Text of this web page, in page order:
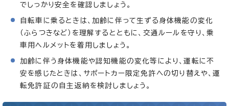
でしっかり安全を確認しましょう。
自転車に乗るときは、加齢に伴って生ずる身体機能の変化
（ふらつきなど）を理解するとともに、交通ルールを守り、乗
車用ヘルメットを着用しましょう。
加齢に伴う身体機能や認知機能の変化等により、運転に不
安を感じたときは、サポートカー限定免許への切り替えや、運
転免許証の自主返納を検討しましょう。